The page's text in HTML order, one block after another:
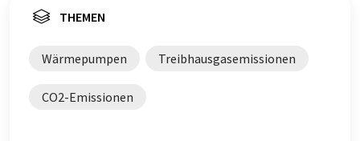
THEMEN
Wärmepumpen Treibhausgasemissionen
CO2-Emissionen